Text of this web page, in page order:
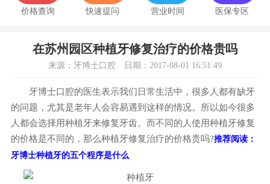
�Ͼ����� ���ݻ��� �Ϻ��ֶ�����
价格查询 快速提问 营业时间 医保专区
在苏州园区种植牙修复治疗的价格贵吗
来源：牙博士口腔 日期：2017-08-01 16:51:49
牙博士口腔的医生表示我们日常生活中，很多人都有缺牙
的问题，尤其是老年人会容易遇到这样的情况。所以如今很多
人都会选择用种植牙来修复牙齿。而不同的人使用种植牙修复
的价格是不同的，那么种植牙修复治疗的价格贵吗?推荐阅读：
牙博士种植牙的五个程序是什么